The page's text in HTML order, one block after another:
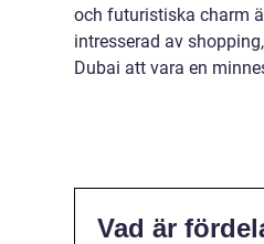
och futuristiska charm
intresserad av
Dubai att vara en
Vad är